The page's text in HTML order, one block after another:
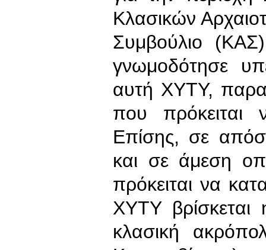
Κλασικών
Συμβούλιο
γνωμοδότησε
αυτή ΧΥΤΥ,
που πρόκειται
Επίσης, σε
και σε άμεση
πρόκειται να
ΧΥΤΥ βρίσκεται
κλασική